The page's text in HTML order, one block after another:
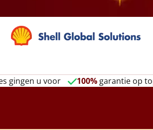
gingen u voor 100%garantie op